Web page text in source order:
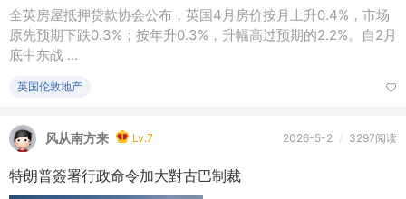
全英房屋抵押贷款协会公布，英国4月房价按月上升0.4%，市场
原先预期下跌0.3%；按年升0.3%，升幅高过预期的2.2%。自2月
底中东战 ...
英国伦敦地产
风从南方来 Lv.7 2026-5-2 / 3297阅读
特朗普簽署行政命令加大對古巴制裁